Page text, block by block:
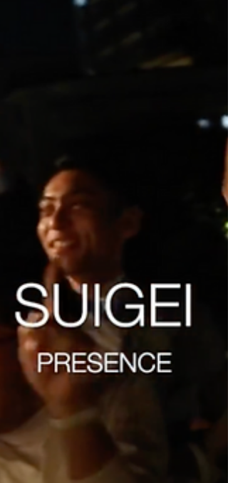
ジュディナー会を開催。 ​ 琉球泡盛の人気ブ
旅行で注目される沖縄の県産品泡盛の新た
WAVES 2021～』を2021年11月20（土）に
沖縄読谷村にあるリゾートホテル ホテル
泡盛 残波 の新ブランド展開の記者発表
とそれに伴う、新たなコンセプトモデル商
や既存の人気商品とホテル日航アリビラの
ェフが腕を振るったマリアージュ料理を楽
む、ディナー会『PREMIUM MARIAGE
with ZANPA ～SMILE BE WAVES 2021～』を
同時開催。 本年度より泡盛を取り巻く笑顔
溢れるシーンが、波のように広がっていく
うに。。と